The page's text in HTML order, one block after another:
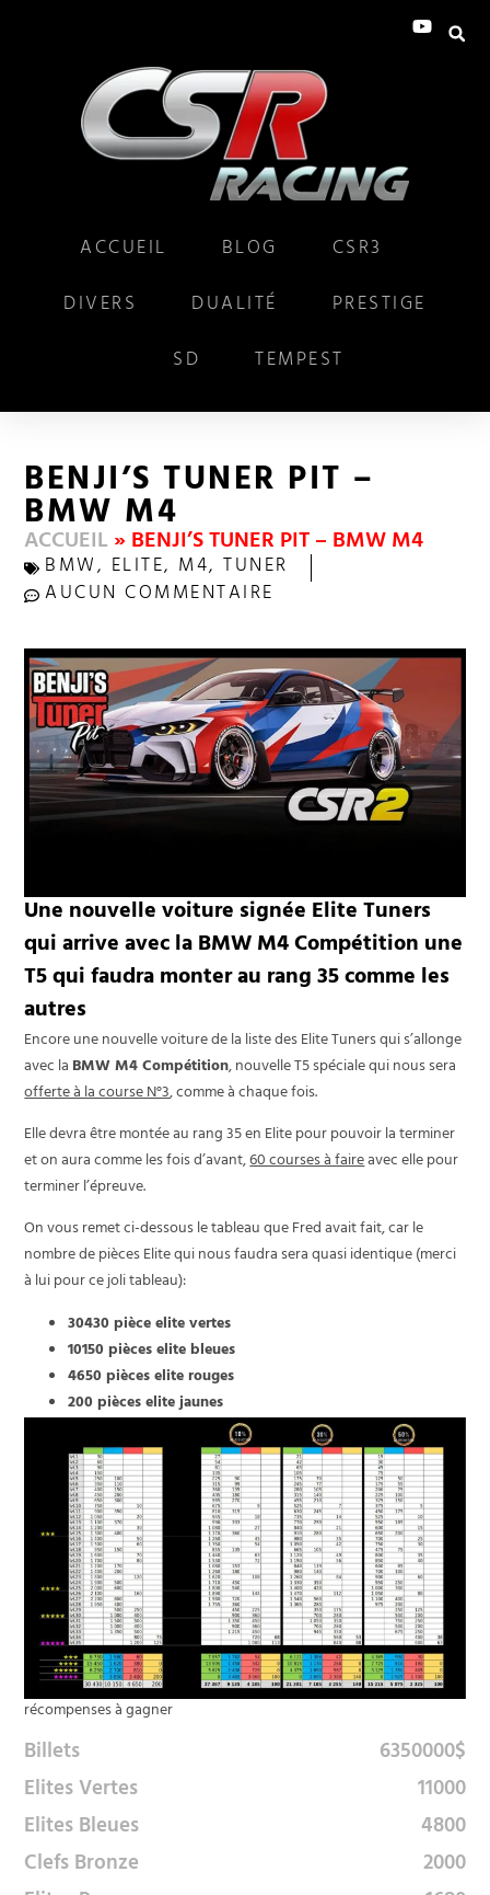
ACCUEIL BLOG
CSR3
DIVERS
DUALITÉ
PRESTIGE
SD
TEMPEST
BENJI’S TUNER PIT –
BMW M4
ACCUEIL»BENJI’S TUNER PIT – BMW M4
BMW, ELITE, M4,TUNER
AUCUN COMMENTAIRE
Une nouvelle voiture signée Elite Tuners
qui arrive avec la BMW M4 Compétition une
T5 qui faudra monter au rang 35 comme les
autres
Encore une nouvelle voiture de la liste des Elite Tuners qui s’allonge
avec laBMW M4 Compétition, nouvelle T5 spéciale qui nous sera
offerte à la course N°3, comme à chaque fois.
Elle devra être montée au rang 35 en Elite pour pouvoir la terminer
et on aura comme les fois d’avant,60 courses à faireavec elle pour
terminer l’épreuve.
On vous remet ci-dessous le tableau que Fred avait fait, car le
nombre de pièces Elite qui nous faudra sera quasi identique (merci
à lui pour ce joli tableau):
30430 pièce elite vertes
10150 pièces elite bleues
4650 pièces elite rouges
200 pièces elite jaunes
récompenses à gagner
Billets
6350000$
Elites Vertes
11000
Elites Bleues
4800
Clefs Bronze
2000